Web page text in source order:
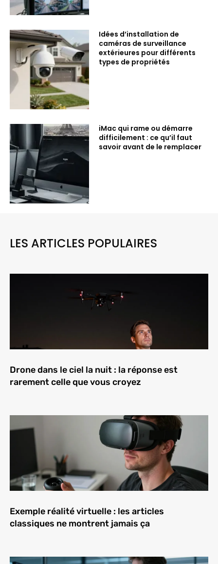
Idées d’installation de
caméras de surveillance
extérieures pour différents
types de propriétés
iMac qui rame ou démarre
difficilement : ce qu’il faut
savoir avant de le remplacer
LES ARTICLES POPULAIRES
Drone dans le ciel la nuit : la réponse est
rarement celle que vous croyez
Exemple réalité virtuelle : les articles
classiques ne montrent jamais ça